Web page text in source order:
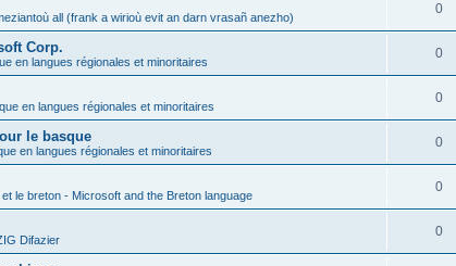
all (frank a wirioù evit an darn vrasañ anezho)
0
Corp.
en langues régionales et minoritaires
0
en langues régionales et minoritaires
0
le basque
en langues régionales et minoritaires
0
le breton - Microsoft and the Breton language
0
Difazier
0